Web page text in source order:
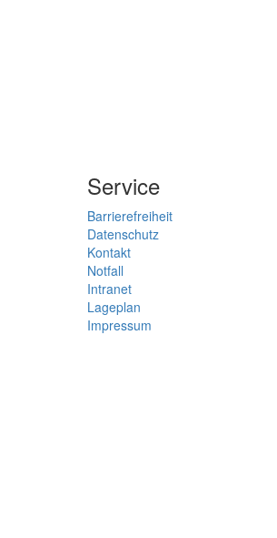
Service
Barrierefreiheit
Datenschutz
Kontakt
Notfall
Intranet
Lageplan
Impressum